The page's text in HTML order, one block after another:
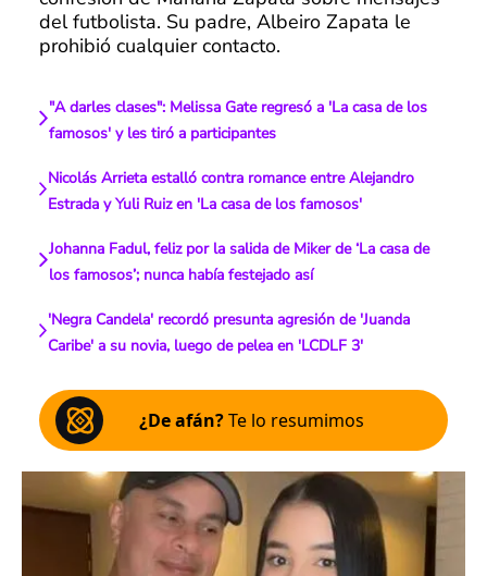
del futbolista. Su padre, Albeiro Zapata le
prohibió cualquier contacto.
"A darles clases": Melissa Gate regresó a 'La casa de los
famosos' y les tiró a participantes
Nicolás Arrieta estalló contra romance entre Alejandro
Estrada y Yuli Ruiz en 'La casa de los famosos'
Johanna Fadul, feliz por la salida de Miker de ‘La casa de
los famosos’; nunca había festejado así
'Negra Candela' recordó presunta agresión de 'Juanda
Caribe' a su novia, luego de pelea en 'LCDLF 3'
¿De afán?Te lo resumimos